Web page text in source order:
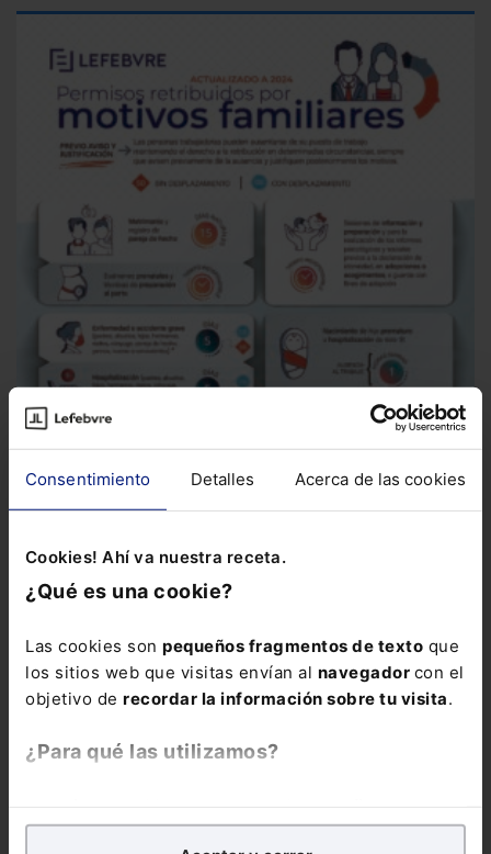
Consentimiento Detalles Acerca de las cookies
Cookies! Ahí va nuestra receta.
¿Qué es una cookie?
Las cookies son pequeños fragmentos de texto que
los sitios web que visitas envían al navegador con el
objetivo de recordar la información sobre tu visita.
¿Para qué las utilizamos?
analíticospara tratar demejorar tu experienciaen
Infografía
Esta
que corresponde por...